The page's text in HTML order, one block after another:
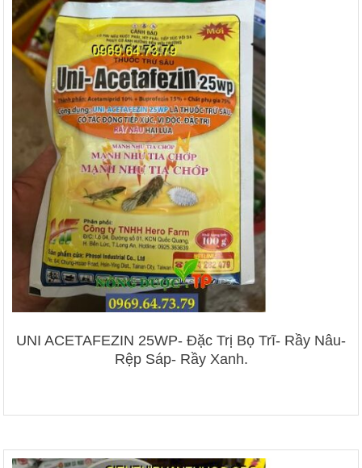
UNI ACETAFEZIN 25WP- Đặc Trị Bọ Trĩ- Rầy Nâu-
Rệp Sáp- Rầy Xanh.